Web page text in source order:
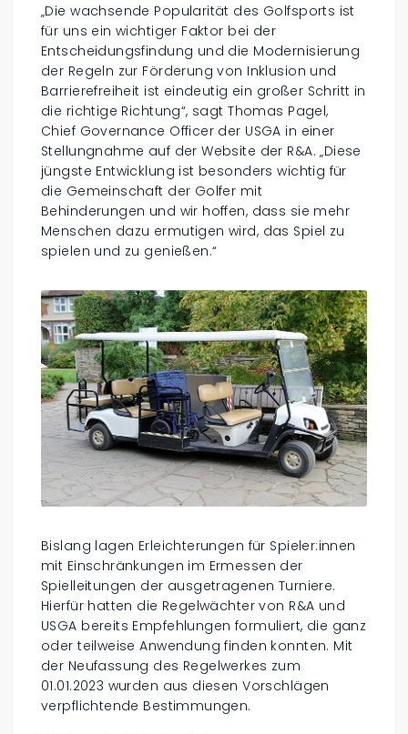
„Die wachsende Popularität des Golfsports ist
für uns ein wichtiger Faktor bei der
Entscheidungsfindung und die Modernisierung
der Regeln zur Förderung von Inklusion und
Barrierefreiheit ist eindeutig ein großer Schritt in
die richtige Richtung“, sagt Thomas Pagel,
Chief Governance Officer der USGA in einer
Stellungnahme auf der Website der R&A. „Diese
jüngste Entwicklung ist besonders wichtig für
die Gemeinschaft der Golfer mit
Behinderungen und wir hoffen, dass sie mehr
Menschen dazu ermutigen wird, das Spiel zu
spielen und zu genießen.“
Bislang lagen Erleichterungen für Spieler:innen
mit Einschränkungen im Ermessen der
Spielleitungen der ausgetragenen Turniere.
Hierfür hatten die Regelwächter von R&A und
USGA bereits Empfehlungen formuliert, die ganz
oder teilweise Anwendung finden konnten. Mit
der Neufassung des Regelwerkes zum
01.01.2023 wurden aus diesen Vorschlägen
verpflichtende Bestimmungen.